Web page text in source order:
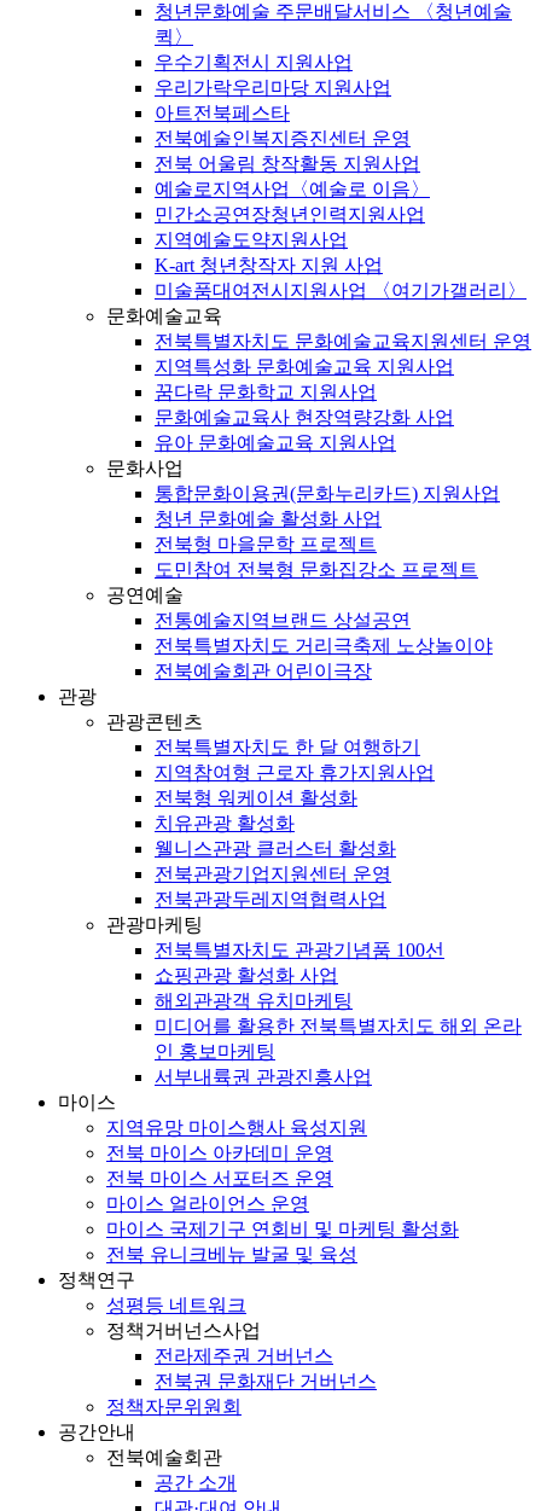
청년문화예술 주문배달서비스 〈청년예술
퀵〉
우수기획전시 지원사업
우리가락우리마당 지원사업
아트전북페스타
전북예술인복지증진센터 운영
전북 어울림 창작활동 지원사업
예술로지역사업〈예술로 이음〉
민간소공연장청년인력지원사업
지역예술도약지원사업
K-art 청년창작자 지원 사업
미술품대여전시지원사업 〈여기가갤러리〉
문화예술교육
전북특별자치도 문화예술교육지원센터 운영
지역특성화 문화예술교육 지원사업
꿈다락 문화학교 지원사업
문화예술교육사 현장역량강화 사업
유아 문화예술교육 지원사업
문화사업
통합문화이용권(문화누리카드) 지원사업
청년 문화예술 활성화 사업
전북형 마을문학 프로젝트
도민참여 전북형 문화집강소 프로젝트
공연예술
전통예술지역브랜드 상설공연
전북특별자치도 거리극축제 노상놀이야
전북예술회관 어린이극장
관광
관광콘텐츠
전북특별자치도 한 달 여행하기
지역참여형 근로자 휴가지원사업
전북형 워케이션 활성화
치유관광 활성화
웰니스관광 클러스터 활성화
전북관광기업지원센터 운영
전북관광두레지역협력사업
관광마케팅
전북특별자치도 관광기념품 100선
쇼핑관광 활성화 사업
해외관광객 유치마케팅
미디어를 활용한 전북특별자치도 해외 온라
인 홍보마케팅
서부내륙권 관광진흥사업
마이스
지역유망 마이스행사 육성지원
전북 마이스 아카데미 운영
전북 마이스 서포터즈 운영
마이스 얼라이언스 운영
마이스 국제기구 연회비 및 마케팅 활성화
전북 유니크베뉴 발굴 및 육성
정책연구
성평등 네트워크
정책거버넌스사업
전라제주권 거버넌스
전북권 문화재단 거버넌스
정책자문위원회
공간안내
전북예술회관
공간 소개